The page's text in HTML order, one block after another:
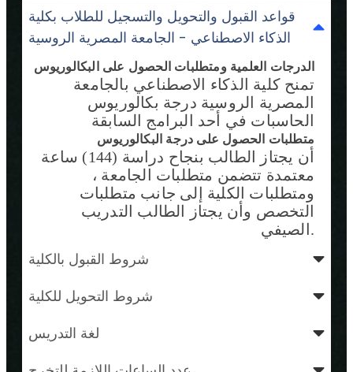
قواعد القبول والتحويل والتسجيل للطلاب بكلية
الذكاء الاصطناعي - الجامعة المصرية الروسية
الدرجات العلمية ومتطلبات الحصول على البكالوريوس
تمنح كلية الذكاء الاصطناعي بالجامعة
المصرية الروسية درجة بكالوريوس
الحاسبات في أحد البرامج السابقة
متطلبات الحصول على درجة البكالوريوس
أن يجتاز الطالب بنجاح دراسة (144) ساعة
معتمدة تتضمن متطلبات الجامعة ،
ومتطلبات الكلية إلى جانب متطلبات
التخصص وأن يجتاز الطالب التدريب
الصيفي.
شروط القبول بالكلية
شروط التحويل للكلية
لغة التدريس